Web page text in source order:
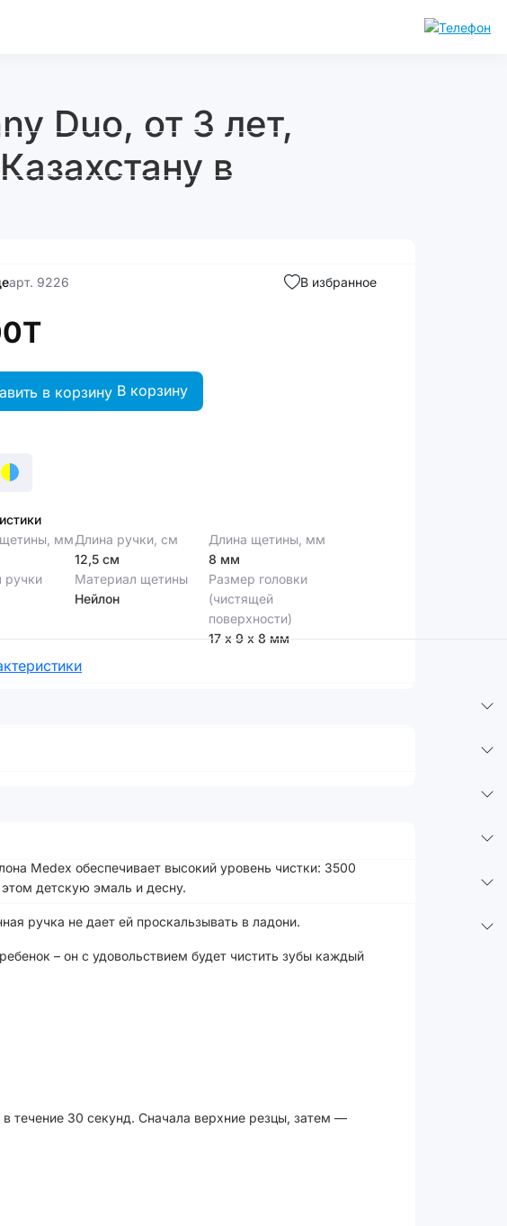
Duo, от 3 лет,
в
арт. 9226 В избранное
В корзину
ммДлина ручки, см
12,5 см
Длина щетины, мм
8 мм
ручки
Материал щетины
Нейлон
Размер головки
(чистящей
поверхности)
17 х 9 х 8 мм
Medex обеспечивает высокий уровень чистки: 3500
детскую эмаль и десну.
ручка не дает ей проскальзывать в ладони.
– он с удовольствием будет чистить зубы каждый
течение 30 секунд. Сначала верхние резцы, затем —